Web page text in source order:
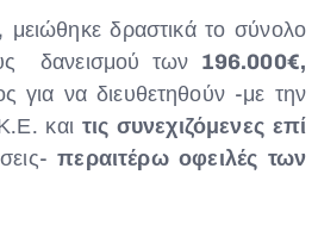
δραστικά το σύνολο
δανεισμού των 196.000€,
για να διευθετηθούν -με την
και τις συνεχιζόμενες επί
περαιτέρω οφειλές των